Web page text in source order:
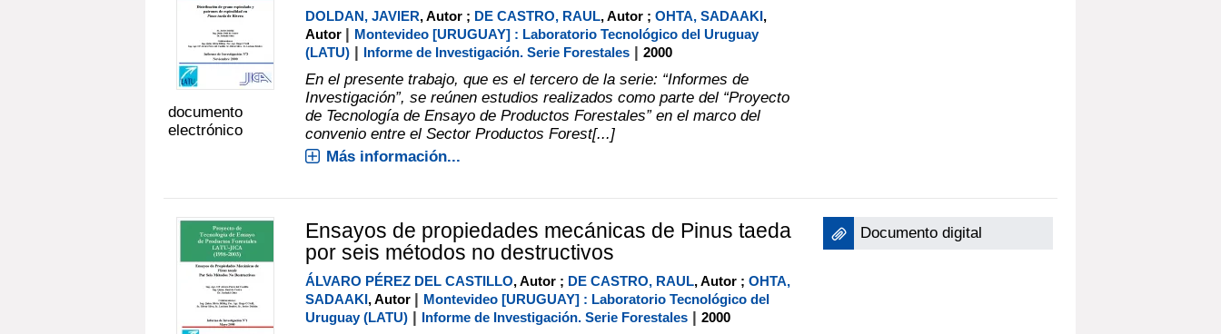
documento
electrónico
DOLDAN, JAVIER, Autor ; DE CASTRO, RAUL, Autor ; OHTA, SADAAKI,
Autor | Montevideo [URUGUAY] : Laboratorio Tecnológico del Uruguay
(LATU)| Informe de Investigación. Serie Forestales| 2000
En el presente trabajo, que es el tercero de la serie: “Informes de
Investigación”, se reúnen estudios realizados como parte del “Proyecto
de Tecnología de Ensayo de Productos Forestales” en el marco del
convenio entre el Sector Productos Forest[...]
Más información...
Ensayos de propiedades mecánicas de Pinus taeda
por seis métodos no destructivos
ÁLVARO PÉREZ DEL CASTILLO, Autor ; DE CASTRO, RAUL, Autor ; OHTA,
SADAAKI, Autor | Montevideo [URUGUAY] : Laboratorio Tecnológico del
Uruguay (LATU)| Informe de Investigación. Serie Forestales| 2000
Documento digital